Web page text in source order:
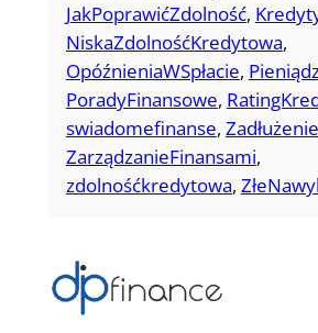
JakPoprawićZdolność,
NiskaZdolnośćKredytowa
OpóźnieniaWSpłacie,
PoradyFinansowe,
swiadomefinanse, Zadłużenie
ZarządzanieFinansami
zdolnośćkredytowa,